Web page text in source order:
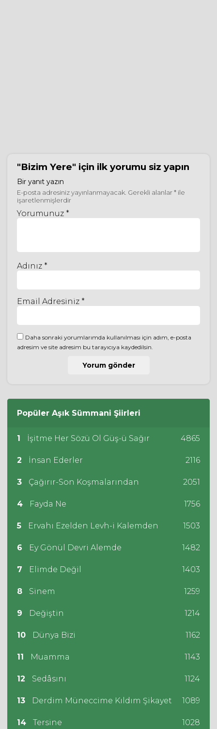
"Bizim Yere" için ilk yorumu siz yapın
Bir yanıt yazın
E-posta adresiniz yayınlanmayacak. Gerekli alanlar* ile
işaretlenmişlerdir
Yorumunuz *
Adınız *
Email Adresiniz *
Daha sonraki yorumlarımda kullanılması için adım, e-posta
adresim ve site adresim bu tarayıcıya kaydedilsin.
Popüler Aşık Sümmani Şiirleri
1 İşitme Her Sözü Ol Güş-ü Sağır 4865
2 İnsan Ederler 2116
3 Çağırır-Son Koşmalarından 2051
4 Fayda Ne 1756
5 Ervahı Ezelden Levh-i Kalemden 1503
6 Ey Gönül Devri Alemde 1482
7 Elimde Değil 1403
8 Sinem 1259
9 Değiştin 1214
10 Dünya Bizi 1162
11 Muamma 1143
12 Sedâsını 1124
13 Derdim Müneccime Kıldım Şikayet 1089
14 Tersine 1028